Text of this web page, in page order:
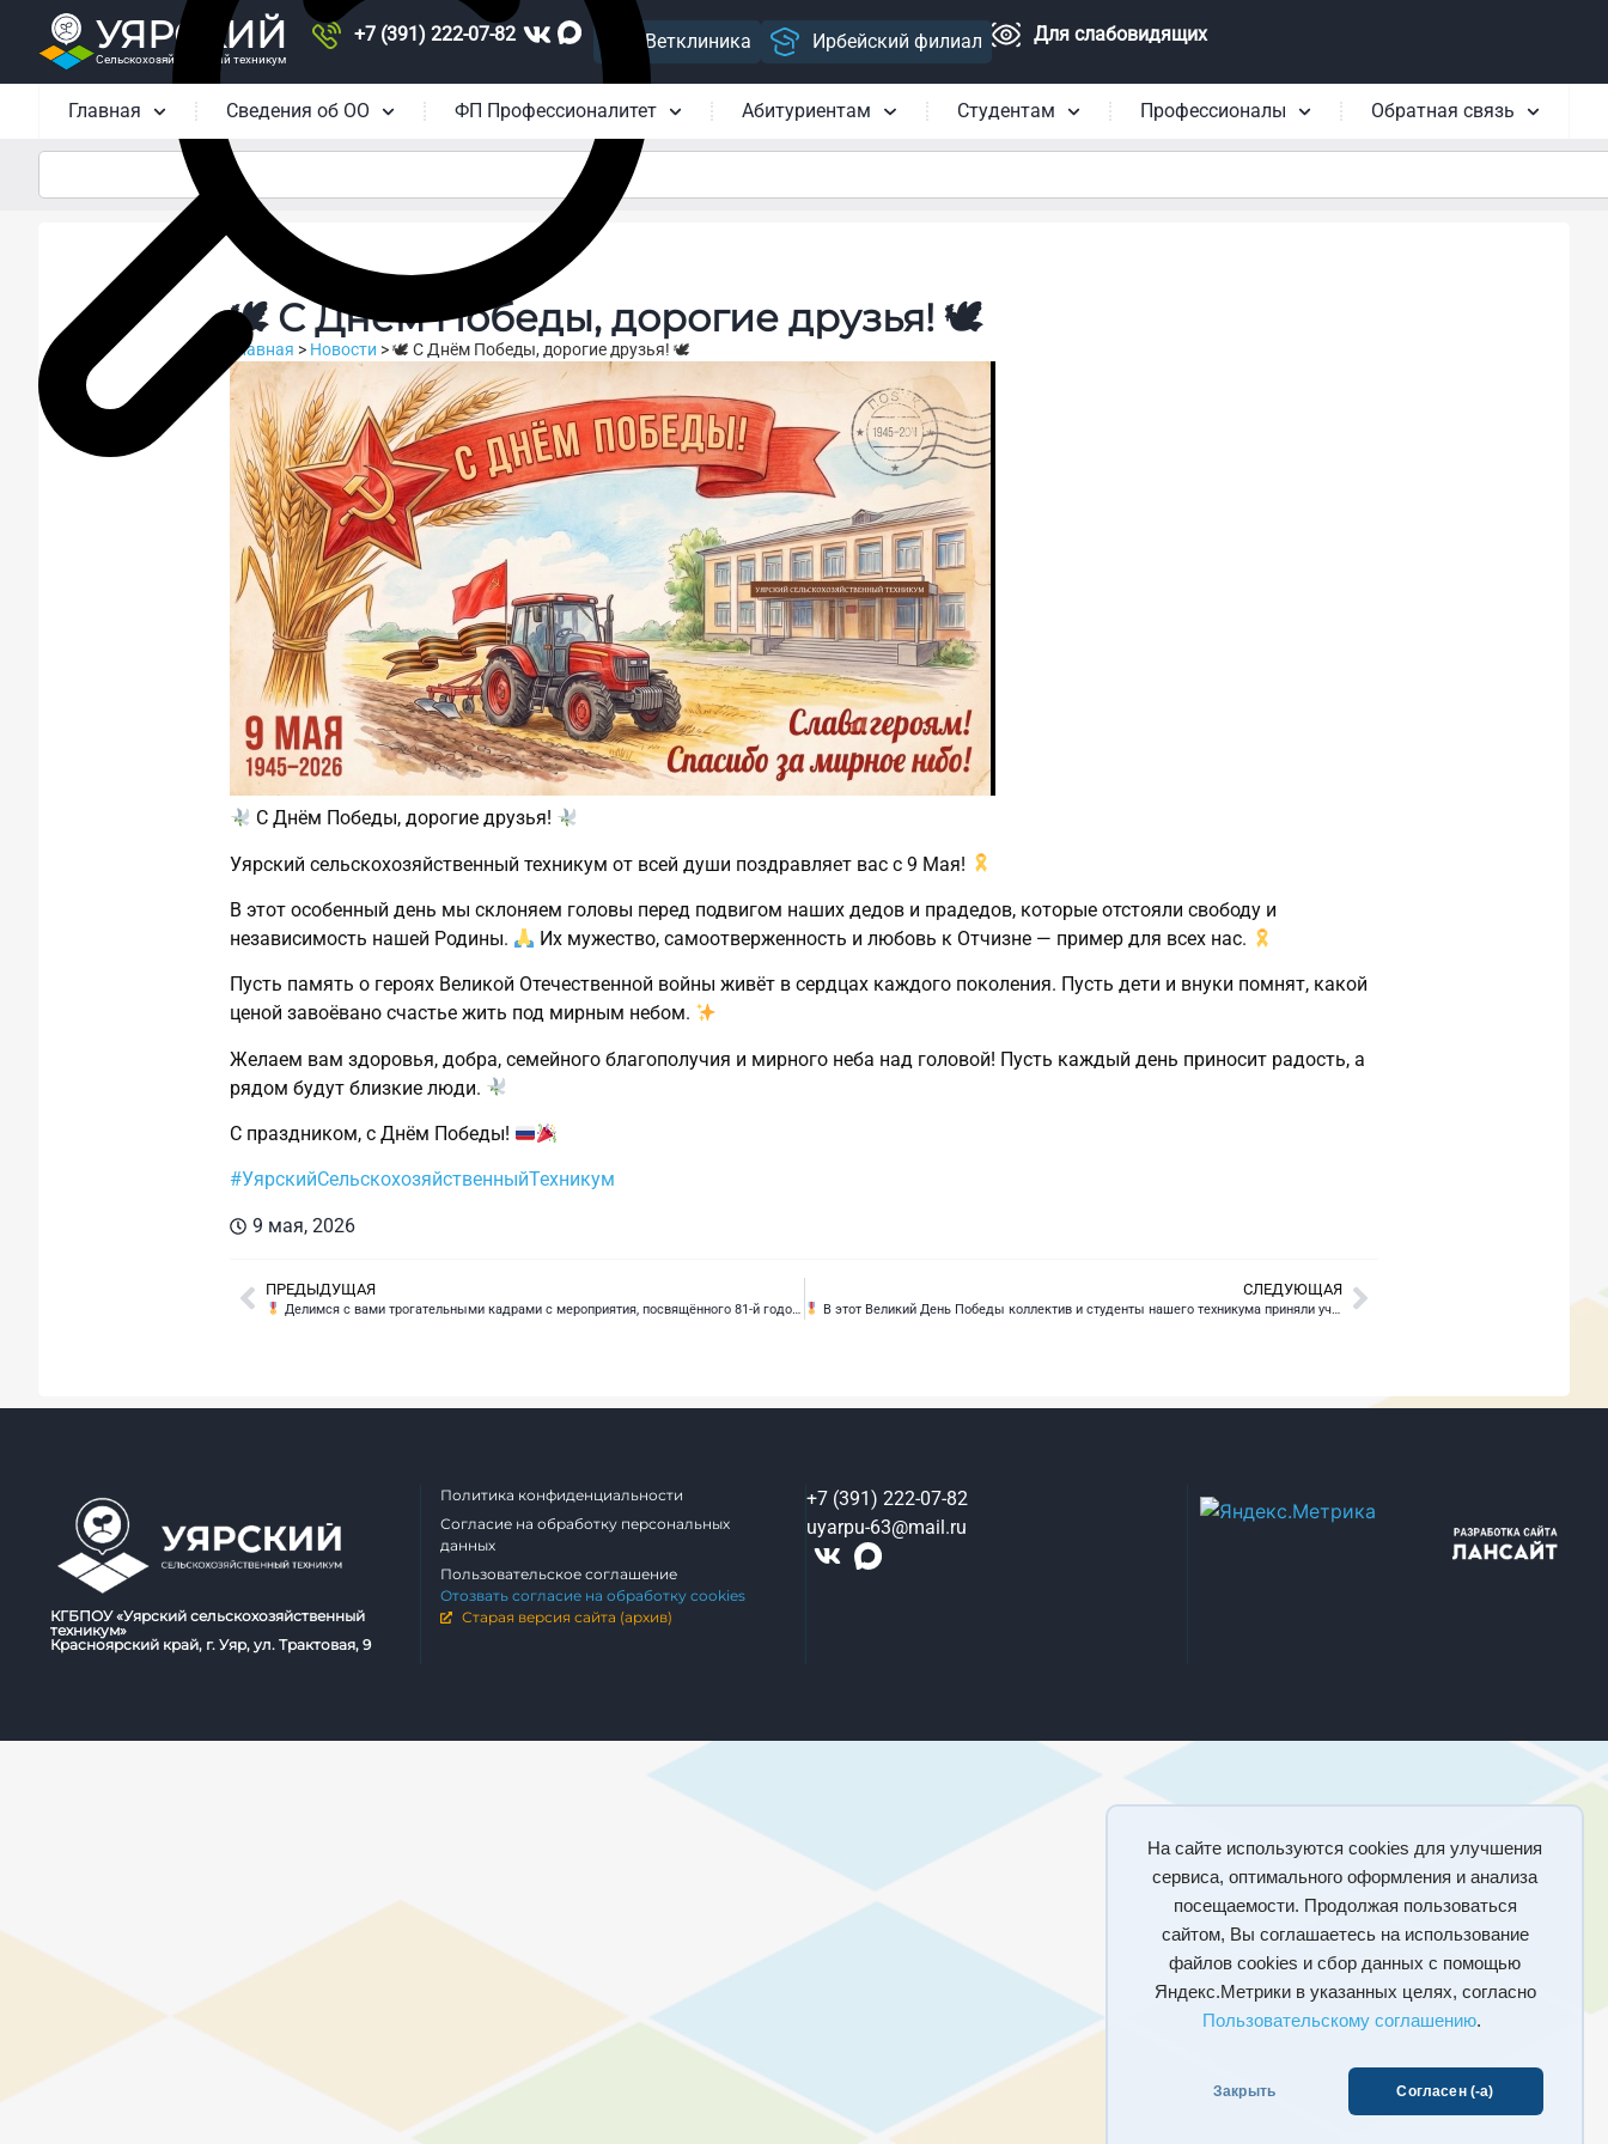
На сайте используются cookies для улучшения
сервиса, оптимального оформления и анализа
посещаемости. Продолжая пользоваться
сайтом, Вы соглашаетесь на использование
файлов cookies и сбор данных с помощью
Яндекс.Метрики в указанных целях, согласно
Пользовательскому соглашению.
Закрыть Согласен (-а)
УЯРСКИЙ
Сельскохозяйственный техникум
+7 (391) 222-07-82 Ветклиника Ирбейский филиал Для слабовидящих
Главная Сведения об ОО ФП Профессионалитет Абитуриентам Студентам Профессионалы Обратная связь
🕊 С Днём Победы, дорогие друзья! 🕊
Главная > Новости >🕊 С Днём Победы, дорогие друзья! 🕊
С Днём Победы, дорогие друзья!
Уярский сельскохозяйственный техникум от всей души поздравляет вас с 9 Мая!
В этот особенный день мы склоняем головы перед подвигом наших дедов и прадедов, которые отстояли свободу и
независимость нашей Родины.
Их мужество, самоотверженность и любовь к Отчизне — пример для всех нас.
Пусть память о героях Великой Отечественной войны живёт в сердцах каждого поколения. Пусть дети и внуки помнят, какой
ценой завоёвано счастье жить под мирным небом.
Желаем вам здоровья, добра, семейного благополучия и мирного неба над головой! Пусть каждый день приносит радость, а
рядом будут близкие люди.
С праздником, с Днём Победы!
#УярскийСельскохозяйственныйТехникум
9 мая, 2026
ПРЕДЫДУЩАЯ
Делимся с вами трогательными кадрами с мероприятия, посвящённого 81‑й годовщине Великой Отечественной войны.
СЛЕДУЮЩАЯ
В этот Великий День Победы коллектив и студенты нашего техникума приняли участие в торжественном митинге в городе Уяре, чтобы почтить память героев!
КГБПОУ «Уярский сельскохозяйственный
техникум»
Красноярский край, г. Уяр, ул. Трактовая, 9
Политика конфиденциальности
Согласие на обработку персональных
данных
Пользовательское соглашение
Отозвать согласие на обработку cookies
Старая версия сайта (архив)
+7 (391) 222-07-82
uyarpu-63@mail.ru